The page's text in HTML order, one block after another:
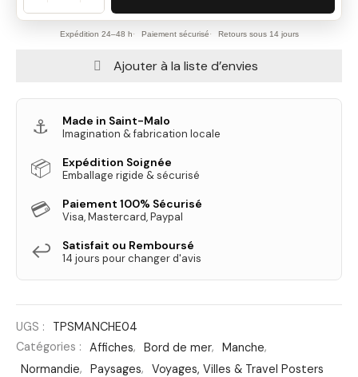
Expédition 24–48 h Paiement sécurisé Retours sous 14 jours
Ajouter à la liste d’envies
⚓ Made in Saint-Malo
Imagination & fabrication locale
📦 Expédition Soignée
Emballage rigide & sécurisé
💳 Paiement 100% Sécurisé
Visa, Mastercard, Paypal
↩️ Satisfait ou Remboursé
14 jours pour changer d'avis
UGS :
TPSMANCHE04
Catégories :
Affiches, Bord de mer, Manche,
Normandie, Paysages,
Voyages, Villes & Travel Posters